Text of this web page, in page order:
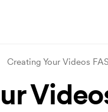
Creating Your Videos